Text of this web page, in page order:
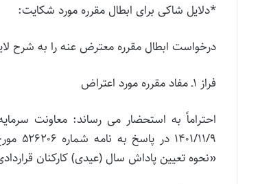
*دلایل شاکی برای ابطال مقرره مورد شکایت:
درخواست ابطال مقرره معترض عنه را به شرح
فراز ۱ـ مفاد مقرره مورد اعتراض
«نحوه تعیین پاداش سال (عیدی) كاركنان